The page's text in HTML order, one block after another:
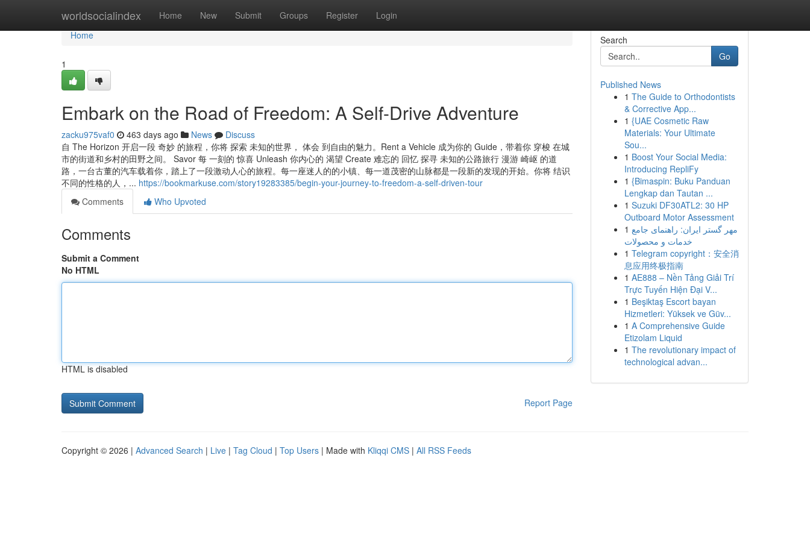
worldsocialindex Home New Submit Groups Register Login
Home
Home
1
Embark on the Road of Freedom: A Self-Drive Adventure
zacku975vaf0 463 days ago News
Discuss
自 The Horizon 开启一段 奇妙 的旅程，你将 探索 未知的世界， 体会 到自由的魅力。Rent a Vehicle 成为你的 Guide，带着你 穿梭 在城
市的街道和乡村的田野之间。 Savor 每 一刻的 惊喜 Unleash 你内心的 渴望 Create 难忘的 回忆 探寻 未知的公路旅行 漫游 崎岖 的道
路，一台古董的汽车载着你，踏上了一段激动人心的旅程。每一座迷人的的小镇、每一道茂密的山脉都是一段新的发现的开始。你将 结识
不同的性格的人，... https://bookmarkuse.com/story19283385/begin-your-journey-to-freedom-a-self-driven-tour
Comments
Who Upvoted
Comments
Submit a Comment
No HTML
HTML is disabled
Report Page
Search
Go
Published News
1 The Guide to Orthodontists
& Corrective App...
1 {UAE Cosmetic Raw
Materials: Your Ultimate
Sou...
1 Boost Your Social Media:
Introducing RepliFy
1 {Bimaspin: Buku Panduan
Lengkap dan Tautan ...
1 Suzuki DF30ATL2: 30 HP
Outboard Motor Assessment
1 مهر گستر ایران: راهنمای جامع
خدمات و محصولات
1 Telegram copyright：安全消
息应用终极指南
1 AE888 – Nền Tảng Giải Trí
Trực Tuyến Hiện Đại V...
1 Beşiktaş Escort bayan
Hizmetleri: Yüksek ve Güv...
1 A Comprehensive Guide
Etizolam Liquid
1 The revolutionary impact of
technological advan...
Copyright © 2026 | Advanced Search | Live | Tag Cloud | Top Users | Made with Kliqqi CMS | All RSS Feeds